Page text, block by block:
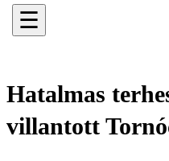
☰
Hatalmas
villantott